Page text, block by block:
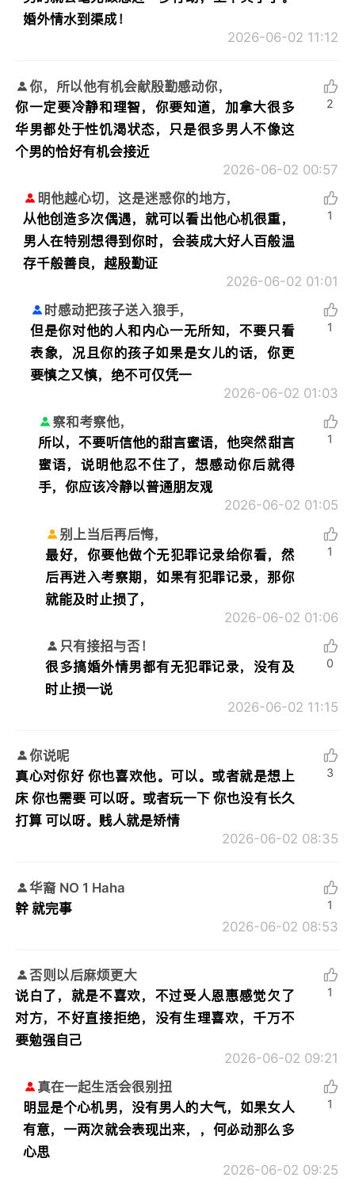
婚外情水到渠成！
2026-06-02 11:12
你，所以他有机会献殷勤感动你，
你一定要冷静和理智，你要知道，加拿大很多
华男都处于性饥渴状态，只是很多男人不像这
个男的恰好有机会接近
2026-06-02 00:57
2
明他越心切，这是迷惑你的地方，
从他创造多次偶遇，就可以看出他心机很重，
男人在特别想得到你时，会装成大好人百般温
存千般善良，越殷勤证
2026-06-02 01:01
1
时感动把孩子送入狼手，
但是你对他的人和内心一无所知，不要只看
表象，况且你的孩子如果是女儿的话，你更
要慎之又慎，绝不可仅凭一
2026-06-02 01:03
1
察和考察他，
所以，不要听信他的甜言蜜语，他突然甜言
蜜语，说明他忍不住了，想感动你后就得
手，你应该冷静以普通朋友观
2026-06-02 01:05
1
别上当后再后悔，
最好，你要他做个无犯罪记录给你看，然
后再进入考察期，如果有犯罪记录，那你
就能及时止损了，
2026-06-02 01:06
1
只有接招与否！
很多搞婚外情男都有无犯罪记录，没有及
时止损一说
2026-06-02 11:15
0
你说呢
真心对你好 你也喜欢他。可以。或者就是想上
床 你也需要 可以呀。或者玩一下 你也没有长久
打算 可以呀。贱人就是矫情
2026-06-02 08:35
3
华裔 NO 1 Haha
幹 就完事
2026-06-02 08:53
1
否则以后麻烦更大
说白了，就是不喜欢，不过受人恩惠感觉欠了
对方，不好直接拒绝，没有生理喜欢，千万不
要勉强自己
2026-06-02 09:21
1
真在一起生活会很别扭
明显是个心机男，没有男人的大气，如果女人
有意，一两次就会表现出来，，何必动那么多
心思
2026-06-02 09:25
1